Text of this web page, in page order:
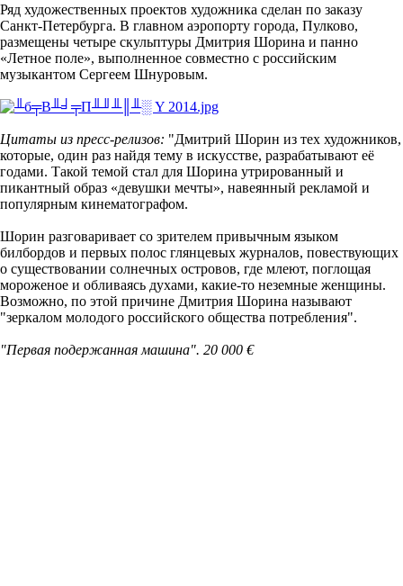
Ряд художественных проектов художника сделан по заказу
Санкт-Петербурга. В главном аэропорту города, Пулково,
размещены четыре скульптуры Дмитрия Шорина и панно
«Летное поле», выполненное совместно с российским
музыкантом Сергеем Шнуровым.
Цитаты из пресс-релизов: "Дмитрий Шорин из тех художников,
которые, один раз найдя тему в искусстве, разрабатывают её
годами. Такой темой стал для Шорина утрированный и
пикантный образ «девушки мечты», навеянный рекламой и
популярным кинематографом.
Шорин разговаривает со зрителем привычным языком
билбордов и первых полос глянцевых журналов, повествующих
о существовании солнечных островов, где млеют, поглощая
мороженое и обливаясь духами, какие-то неземные женщины.
Возможно, по этой причине Дмитрия Шорина называют
"зеркалом молодого российского общества потребления".
"Первая подержанная машина". 20 000 €